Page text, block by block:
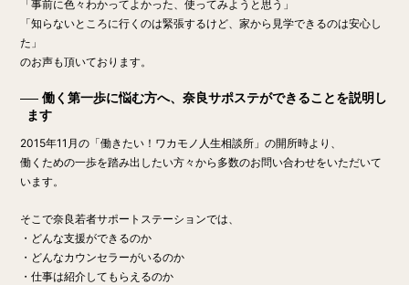
「事前に色々わかってよかった、使ってみようと思う」
「知らないところに行くのは緊張するけど、家から見学できるのは安心し
た」
のお声も頂いております。
働く第一歩に悩む方へ、奈良サポステができることを説明し
ます
2015年11月の「働きたい！ワカモノ人生相談所」の開所時より、
働くための一歩を踏み出したい方々から多数のお問い合わせをいただいて
います。
そこで奈良若者サポートステーションでは、
・どんな支援ができるのか
・どんなカウンセラーがいるのか
・仕事は紹介してもらえるのか